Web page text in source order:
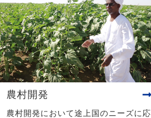
農村開発
農村開発において途上国のニーズに応